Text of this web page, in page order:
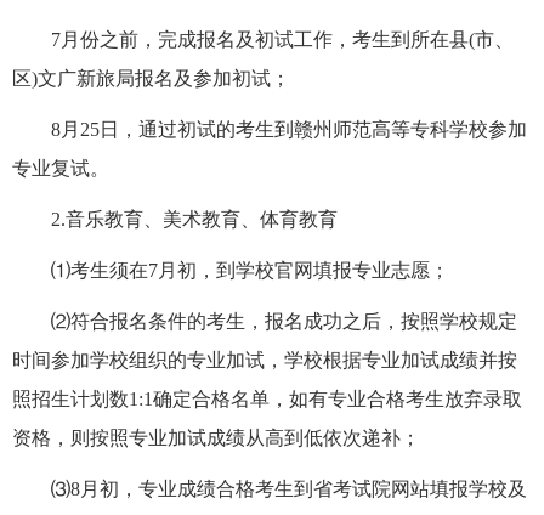
7月份之前，完成报名及初试工作，考生到所在县(市、
区)文广新旅局报名及参加初试；
8月25日，通过初试的考生到赣州师范高等专科学校参加
专业复试。
2.音乐教育、美术教育、体育教育
⑴考生须在7月初，到学校官网填报专业志愿；
⑵符合报名条件的考生，报名成功之后，按照学校规定
时间参加学校组织的专业加试，学校根据专业加试成绩并按
照招生计划数1:1确定合格名单，如有专业合格考生放弃录取
资格，则按照专业加试成绩从高到低依次递补；
⑶8月初，专业成绩合格考生到省考试院网站填报学校及